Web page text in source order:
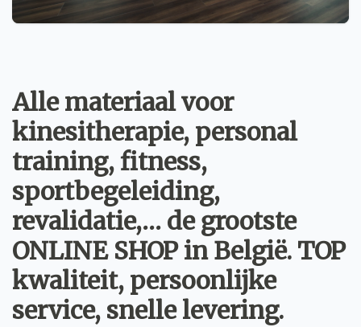
Alle materiaal voor
kinesitherapie, personal
training, fitness,
sportbegeleiding,
revalidatie,… de grootste
ONLINE SHOP in België. TOP
kwaliteit, persoonlijke
service, snelle levering.